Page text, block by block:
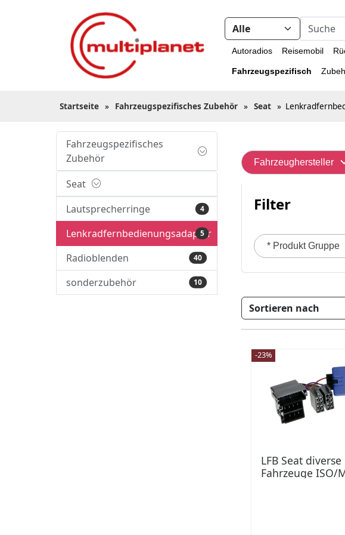
Autoradios Reisemobil
Fahrzeugspezifisch
Startseite » Fahrzeugspezifisches Zubehör » Seat »
Fahrzeugspezifisches
Zubehör
Seat
Lautsprecherringe
4
Lenkradfernbedienungsadapter
5
Radioblenden 40
sonderzubehör 10
Fahrzeughersteller
Filter
* Produkt Gruppe
-23%
LFB Seat diverse
Fahrzeuge ISO/